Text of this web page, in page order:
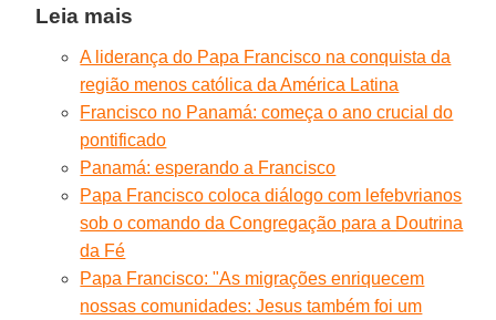
Leia mais
A liderança do Papa Francisco na conquista da
região menos católica da América Latina
Francisco no Panamá: começa o ano crucial do
pontificado
Panamá: esperando a Francisco
Papa Francisco coloca diálogo com lefebvrianos
sob o comando da Congregação para a Doutrina
da Fé
Papa Francisco: "As migrações enriquecem
nossas comunidades: Jesus também foi um